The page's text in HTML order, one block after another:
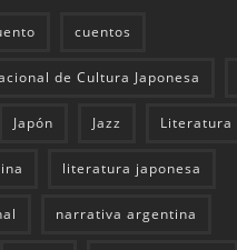
cuentos
de Cultura Japonesa
Japón Jazz Literatura
literatura japonesa
narrativa argentina